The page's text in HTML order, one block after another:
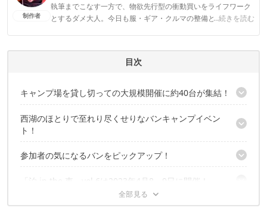
制作者
執筆までこなす一方で、物欲先行型の衝動買いをライフワーク
とするダメ大人。今日も服・ギア・クルマの整備と浪費に余念
...続きを読む
目次
キャンプ場を貸し切っての大規模開催に約40台が集結！
ハクインザカーって一体どんなイベント
西湖のほとりで至れり尽くせりなバンキャンプイベン
ト！
参加者にはなんと3食付き！
参加者の気になるバンをピックアップ！
話題のあの一台は中もスゴかった！
憧れの一台にプロの手が入るとこうなる
女性バンライファーらしさ溢れる一台
「泊 in the 車」vol.6は2023年4月8、9日に開催！
✔こちらの記事もおすすめ！